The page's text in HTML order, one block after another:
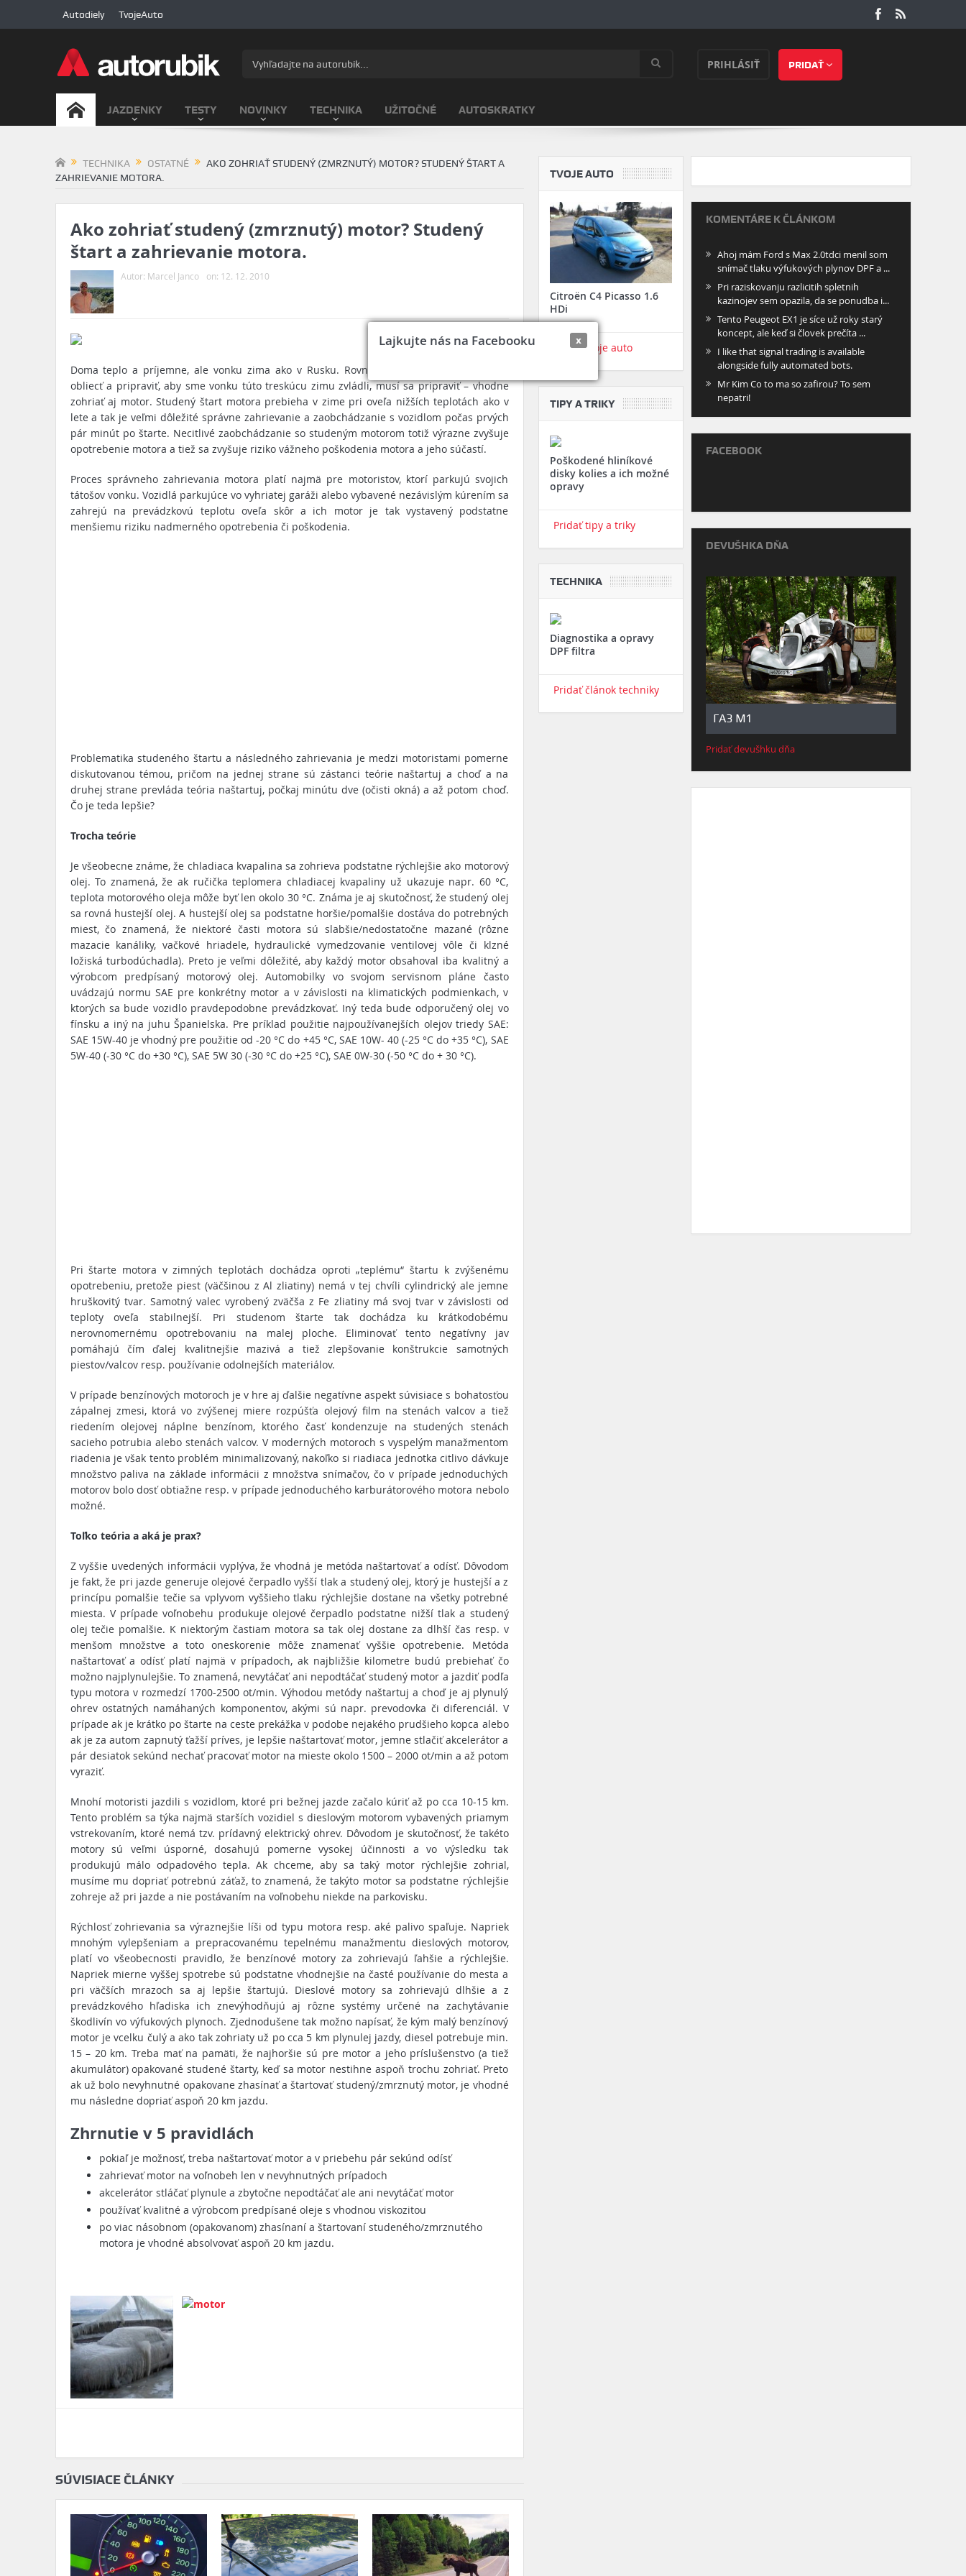
Lajkujte nás na Facebooku x
Autodiely TvojeAuto
PRIHLÁSIŤ PRIDAŤ
JAZDENKY TESTY NOVINKY TECHNIKA UŽITOČNÉ AUTOSKRATKY
TECHNIKA OSTATNÉ
AKO ZOHRIAŤ STUDENÝ (ZMRZNUTÝ) MOTOR? STUDENÝ ŠTART A
ZAHRIEVANIE MOTORA.
Ako zohriať studený (zmrznutý) motor? Studený
štart a zahrievanie motora.
Autor: Marcel Janco on: 12. 12. 2010
Doma teplo a príjemne, ale vonku zima ako v Rusku. Rovnako ako my, keď sa musíme
obliecť a pripraviť, aby sme vonku túto treskúcu zimu zvládli, musí sa pripraviť – vhodne
zohriať aj motor. Studený štart motora prebieha v zime pri oveľa nižších teplotách ako v
lete a tak je veľmi dôležité správne zahrievanie a zaobchádzanie s vozidlom počas prvých
pár minút po štarte. Necitlivé zaobchádzanie so studeným motorom totiž výrazne zvyšuje
opotrebenie motora a tiež sa zvyšuje riziko vážneho poškodenia motora a jeho súčastí.
Proces správneho zahrievania motora platí najmä pre motoristov, ktorí parkujú svojich
tátošov vonku. Vozidlá parkujúce vo vyhriatej garáži alebo vybavené nezávislým kúrením sa
zahrejú na prevádzkovú teplotu oveľa skôr a ich motor je tak vystavený podstatne
menšiemu riziku nadmerného opotrebenia či poškodenia.
Problematika studeného štartu a následného zahrievania je medzi motoristami pomerne
diskutovanou témou, pričom na jednej strane sú zástanci teórie naštartuj a choď a na
druhej strane prevláda teória naštartuj, počkaj minútu dve (očisti okná) a až potom choď.
Čo je teda lepšie?
Trocha teórie
Je všeobecne známe, že chladiaca kvapalina sa zohrieva podstatne rýchlejšie ako motorový
olej. To znamená, že ak ručička teplomera chladiacej kvapaliny už ukazuje napr. 60 °C,
teplota motorového oleja môže byť len okolo 30 °C. Známa je aj skutočnosť, že studený olej
sa rovná hustejší olej. A hustejší olej sa podstatne horšie/pomalšie dostáva do potrebných
miest, čo znamená, že niektoré časti motora sú slabšie/nedostatočne mazané (rôzne
mazacie kanáliky, vačkové hriadele, hydraulické vymedzovanie ventilovej vôle či klzné
ložiská turbodúchadla). Preto je veľmi dôležité, aby každý motor obsahoval iba kvalitný a
výrobcom predpísaný motorový olej. Automobilky vo svojom servisnom pláne často
uvádzajú normu SAE pre konkrétny motor a v závislosti na klimatických podmienkach, v
ktorých sa bude vozidlo pravdepodobne prevádzkovať. Iný teda bude odporučený olej vo
fínsku a iný na juhu Španielska. Pre príklad použitie najpoužívanejších olejov triedy SAE:
SAE 15W-40 je vhodný pre použitie od -20 °C do +45 °C, SAE 10W- 40 (-25 °C do +35 °C), SAE
5W-40 (-30 °C do +30 °C), SAE 5W 30 (-30 °C do +25 °C), SAE 0W-30 (-50 °C do + 30 °C).
Pri štarte motora v zimných teplotách dochádza oproti „teplému“ štartu k zvýšenému
opotrebeniu, pretože piest (väčšinou z Al zliatiny) nemá v tej chvíli cylindrický ale jemne
hruškovitý tvar. Samotný valec vyrobený zväčša z Fe zliatiny má svoj tvar v závislosti od
teploty oveľa stabilnejší. Pri studenom štarte tak dochádza ku krátkodobému
nerovnomernému opotrebovaniu na malej ploche. Eliminovať tento negatívny jav
pomáhajú čím ďalej kvalitnejšie mazivá a tiež zlepšovanie konštrukcie samotných
piestov/valcov resp. používanie odolnejších materiálov.
V prípade benzínových motoroch je v hre aj ďalšie negatívne aspekt súvisiace s bohatosťou
zápalnej zmesi, ktorá vo zvýšenej miere rozpúšťa olejový film na stenách valcov a tiež
riedením olejovej náplne benzínom, ktorého časť kondenzuje na studených stenách
sacieho potrubia alebo stenách valcov. V moderných motoroch s vyspelým manažmentom
riadenia je však tento problém minimalizovaný, nakoľko si riadiaca jednotka citlivo dávkuje
množstvo paliva na základe informácii z množstva snímačov, čo v prípade jednoduchých
motorov bolo dosť obtiažne resp. v prípade jednoduchého karburátorového motora nebolo
možné.
Toľko teória a aká je prax?
Z vyššie uvedených informácii vyplýva, že vhodná je metóda naštartovať a odísť. Dôvodom
je fakt, že pri jazde generuje olejové čerpadlo vyšší tlak a studený olej, ktorý je hustejší a z
princípu pomalšie tečie sa vplyvom vyššieho tlaku rýchlejšie dostane na všetky potrebné
miesta. V prípade voľnobehu produkuje olejové čerpadlo podstatne nižší tlak a studený
olej tečie pomalšie. K niektorým častiam motora sa tak olej dostane za dlhší čas resp. v
menšom množstve a toto oneskorenie môže znamenať vyššie opotrebenie. Metóda
naštartovať a odísť platí najmä v prípadoch, ak najbližšie kilometre budú prebiehať čo
možno najplynulejšie. To znamená, nevytáčať ani nepodtáčať studený motor a jazdiť podľa
typu motora v rozmedzí 1700-2500 ot/min. Výhodou metódy naštartuj a choď je aj plynulý
ohrev ostatných namáhaných komponentov, akými sú napr. prevodovka či diferenciál. V
prípade ak je krátko po štarte na ceste prekážka v podobe nejakého prudšieho kopca alebo
ak je za autom zapnutý ťažší príves, je lepšie naštartovať motor, jemne stlačiť akcelerátor a
pár desiatok sekúnd nechať pracovať motor na mieste okolo 1500 – 2000 ot/min a až potom
vyraziť.
Mnohí motoristi jazdili s vozidlom, ktoré pri bežnej jazde začalo kúriť až po cca 10-15 km.
Tento problém sa týka najmä starších vozidiel s dieslovým motorom vybavených priamym
vstrekovaním, ktoré nemá tzv. prídavný elektrický ohrev. Dôvodom je skutočnosť, že takéto
motory sú veľmi úsporné, dosahujú pomerne vysokej účinnosti a vo výsledku tak
produkujú málo odpadového tepla. Ak chceme, aby sa taký motor rýchlejšie zohrial,
musíme mu dopriať potrebnú záťaž, to znamená, že takýto motor sa podstatne rýchlejšie
zohreje až pri jazde a nie postávaním na voľnobehu niekde na parkovisku.
Rýchlosť zohrievania sa výraznejšie líši od typu motora resp. aké palivo spaľuje. Napriek
mnohým vylepšeniam a prepracovanému tepelnému manažmentu dieslových motorov,
platí vo všeobecnosti pravidlo, že benzínové motory za zohrievajú ľahšie a rýchlejšie.
Napriek mierne vyššej spotrebe sú podstatne vhodnejšie na časté používanie do mesta a
pri väčších mrazoch sa aj lepšie štartujú. Dieslové motory sa zohrievajú dlhšie a z
prevádzkového hľadiska ich znevýhodňujú aj rôzne systémy určené na zachytávanie
škodlivín vo výfukových plynoch. Zjednodušene tak možno napísať, že kým malý benzínový
motor je vcelku čulý a ako tak zohriaty už po cca 5 km plynulej jazdy, diesel potrebuje min.
15 – 20 km. Treba mať na pamäti, že najhoršie sú pre motor a jeho príslušenstvo (a tiež
akumulátor) opakované studené štarty, keď sa motor nestihne aspoň trochu zohriať. Preto
ak už bolo nevyhnutné opakovane zhasínať a štartovať studený/zmrznutý motor, je vhodné
mu následne dopriať aspoň 20 km jazdu.
Zhrnutie v 5 pravidlách
pokiaľ je možnosť, treba naštartovať motor a v priebehu pár sekúnd odísť
zahrievať motor na voľnobeh len v nevyhnutných prípadoch
akcelerátor stláčať plynule a zbytočne nepodtáčať ale ani nevytáčať motor
používať kvalitné a výrobcom predpísané oleje s vhodnou viskozitou
po viac násobnom (opakovanom) zhasínaní a štartovaní studeného/zmrznutého
motora je vhodné absolvovať aspoň 20 km jazdu.
SÚVISIACE ČLÁNKY
TVOJE AUTO
Citroën C4 Picasso 1.6
HDi
Pridať tvoje auto
TIPY A TRIKY
Poškodené hliníkové
disky kolies a ich možné
opravy
Pridať tipy a triky
TECHNIKA
Diagnostika a opravy
DPF filtra
Pridať článok techniky
KOMENTÁRE K ČLÁNKOM
Ahoj mám Ford s Max 2.0tdci menil som
snímač tlaku výfukových plynov DPF a ...
Pri raziskovanju razlicitih spletnih
kazinojev sem opazila, da se ponudba i...
Tento Peugeot EX1 je síce už roky starý
koncept, ale keď si človek prečíta ...
I like that signal trading is available
alongside fully automated bots.
Mr Kim Co to ma so zafirou? To sem
nepatri!
FACEBOOK
DEVUŠHKA DŇA
ГАЗ М1
Pridať devušhku dňa